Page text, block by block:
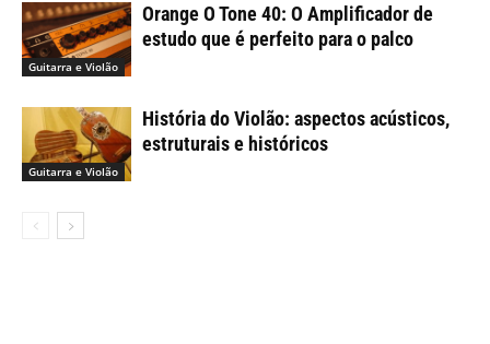
Guitarra e Violão
Orange O Tone 40: O Amplificador de
estudo que é perfeito para o palco
Guitarra e Violão
História do Violão: aspectos acústicos,
estruturais e históricos